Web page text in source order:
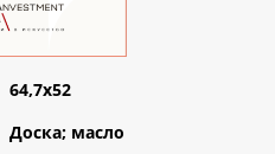
64,7х52
Доска; масло